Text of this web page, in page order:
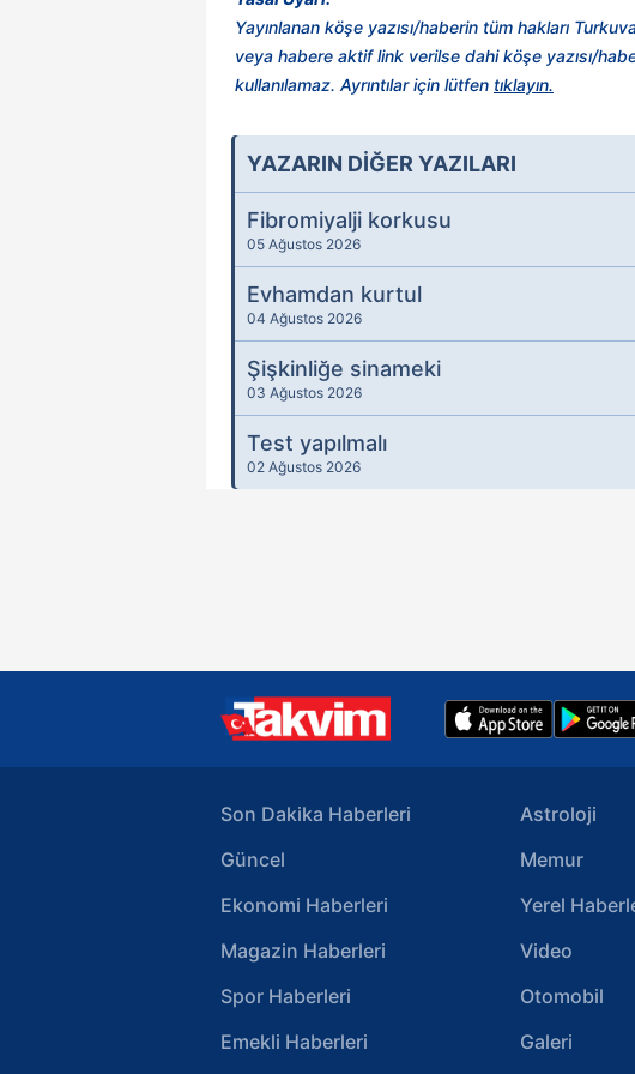
Yayınlanan köşe yazısı/haberin tüm hakları
veya habere aktif link verilse dahi köşe yazısı/
kullanılamaz. Ayrıntılar için lütfen tıklayın.
YAZARIN DİĞER YAZILARI
Fibromiyalji korkusu
05 Ağustos 2026
Evhamdan kurtul
04 Ağustos 2026
Şişkinliğe sinameki
03 Ağustos 2026
Test yapılmalı
02 Ağustos 2026
Son Dakika Haberleri
Güncel
Ekonomi Haberleri
Magazin Haberleri
Spor Haberleri
Emekli Haberleri
Astroloji
Memur
Yerel
Video
Otomobil
Galeri